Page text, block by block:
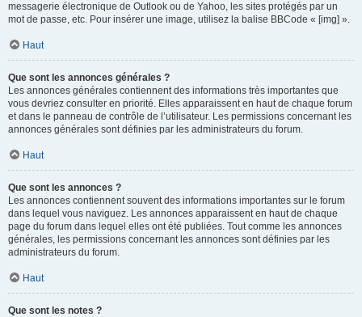
messagerie électronique de Outlook ou de Yahoo, les sites protégés par un
mot de passe, etc. Pour insérer une image, utilisez la balise BBCode « [img] ».
Haut
Que sont les annonces générales ?
Les annonces générales contiennent des informations très importantes que
vous devriez consulter en priorité. Elles apparaissent en haut de chaque forum
et dans le panneau de contrôle de l’utilisateur. Les permissions concernant les
annonces générales sont définies par les administrateurs du forum.
Haut
Que sont les annonces ?
Les annonces contiennent souvent des informations importantes sur le forum
dans lequel vous naviguez. Les annonces apparaissent en haut de chaque
page du forum dans lequel elles ont été publiées. Tout comme les annonces
générales, les permissions concernant les annonces sont définies par les
administrateurs du forum.
Haut
Que sont les notes ?